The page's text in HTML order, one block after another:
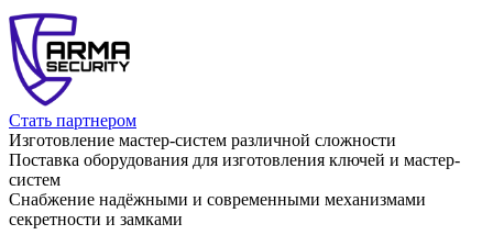
Стать партнером
Изготовление мастер-систем различной сложности
Поставка оборудования для изготовления ключей и мастер-
систем
Снабжение надёжными и современными механизмами
секретности и замками